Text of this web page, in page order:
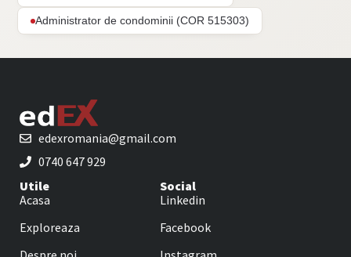
Administrator de condominii (COR 515303)
edexromania@gmail.com
0740 647 929
Utile
Acasa
Exploreaza
Social
Linkedin
Facebook